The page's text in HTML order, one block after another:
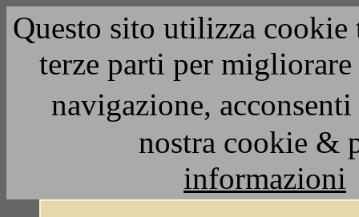
Questo sito utilizza
terze parti per
navigazione,
nostra cookie &
informazioni